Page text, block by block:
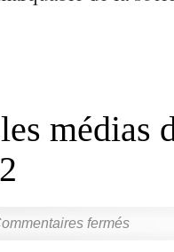
médias
fermés